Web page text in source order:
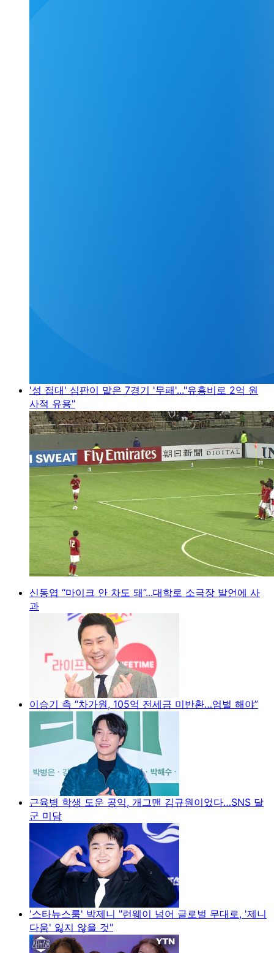
'성 접대' 심판이 맡은 7경기 '무패'..."유흥비로 2억 원
사적 유용"
신동엽 “마이크 안 차도 돼”...대학로 소극장 발언에 사
과
이승기 측 “차가원, 105억 전세금 미반환…엄벌 해야”
근육병 학생 도운 공익, 개그맨 김규원이었다…SNS 달
군 미담
'스타뉴스룸' 박제니 "런웨이 넘어 글로벌 무대로, '제니
다움' 잃지 않을 것"